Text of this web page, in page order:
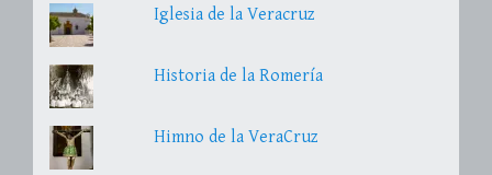
Iglesia de la Veracruz
Historia de la Romería
Himno de la VeraCruz